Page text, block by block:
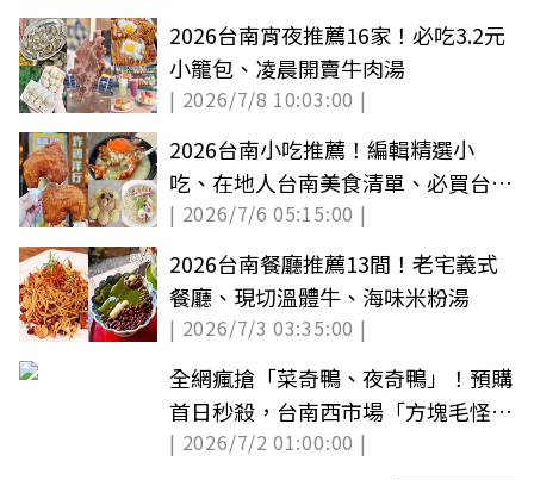
2026台南宵夜推薦16家！必吃3.2元
小籠包、凌晨開賣牛肉湯
| 2026/7/8 10:03:00 |
2026台南小吃推薦！編輯精選小
吃、在地人台南美食清單、必買台南
伴手禮
| 2026/7/6 05:15:00 |
2026台南餐廳推薦13間！老宅義式
餐廳、現切溫體牛、海味米粉湯
| 2026/7/3 03:35:00 |
全網瘋搶「菜奇鴨、夜奇鴨」！預購
首日秒殺，台南西市場「方塊毛怪
牆」爆紅
| 2026/7/2 01:00:00 |